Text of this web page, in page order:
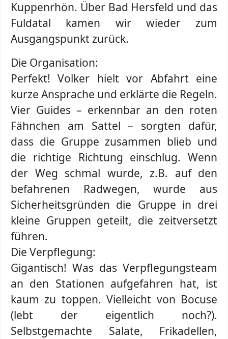
Kuppenrhön. Über Bad Hersfeld und das
Fuldatal kamen wir wieder zum
Ausgangspunkt zurück.
Die Organisation:
Perfekt! Volker hielt vor Abfahrt eine
kurze Ansprache und erklärte die Regeln.
Vier Guides – erkennbar an den roten
Fähnchen am Sattel – sorgten dafür,
dass die Gruppe zusammen blieb und
die richtige Richtung einschlug. Wenn
der Weg schmal wurde, z.B. auf den
befahrenen Radwegen, wurde aus
Sicherheitsgründen die Gruppe in drei
kleine Gruppen geteilt, die zeitversetzt
führen.
Die Verpflegung:
Gigantisch! Was das Verpflegungsteam
an den Stationen aufgefahren hat, ist
kaum zu toppen. Vielleicht von Bocuse
(lebt der eigentlich noch?).
Selbstgemachte Salate, Frikadellen,